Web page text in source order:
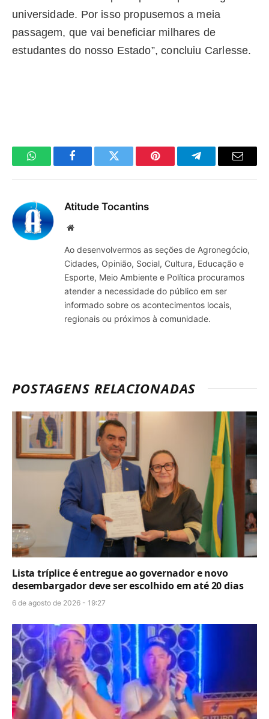
universidade. Por isso propusemos a meia
passagem, que vai beneficiar milhares de
estudantes do nosso Estado”, concluiu Carlesse.
WhatsAppFacebookTwitter Pinterest TelegramaE-
Atitude Tocantins
Site
Ao desenvolvermos as seções de Agronegócio,
Cidades, Opinião, Social, Cultura, Educação e
Esporte, Meio Ambiente e Política procuramos
atender a necessidade do público em ser
informado sobre os acontecimentos locais,
regionais ou próximos à comunidade.
POSTAGENS RELACIONADAS
Lista tríplice é entregue ao governador e novo
desembargador deve ser escolhido em até 20 dias
6 de agosto de 2026 - 19:27